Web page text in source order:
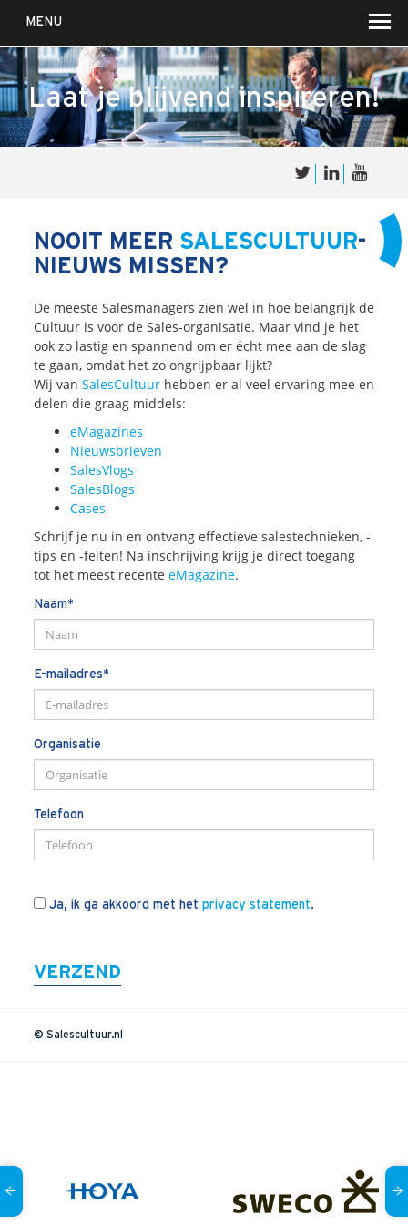
MENU
Waar wij in geloven …
Voor wie?
Iets over joúw SalesCultuur
De partners
Onze dienstverlening
Commerciële diagnoses
(Sales)Cultuurtransformaties
Een winnende Tender
Gripop jeToekomst
Leiderschap
ProgrammaManagement
RolleninSales
SalesDevelopment
SalesCultuur
Inspiratie
Blogs
Cases
Inschrijven SalesCultuur-nieuws
Laat je blijvend inspireren!
NOOIT MEER SALESCULTUUR-
NIEUWS MISSEN?
De meeste Salesmanagers zien wel in hoe belangrijk de
Cultuur is voor de Sales-organisatie. Maar vind je het
ook zo lastig en spannend om er écht mee aan de slag
te gaan, omdat het zo ongrijpbaar lijkt?
Wij van SalesCultuur hebben er al veel ervaring mee en
delen die graag middels:
eMagazines
Nieuwsbrieven
SalesVlogs
SalesBlogs
Cases
Schrijf je nu in en ontvang effectieve salestechnieken, -
tips en -feiten! Na inschrijving krijg je direct toegang
tot het meest recente eMagazine.
Naam*
E-mailadres*
Organisatie
Telefoon
Ja, ik ga akkoord met het privacy statement.
VERZEND
© Salescultuur.nl